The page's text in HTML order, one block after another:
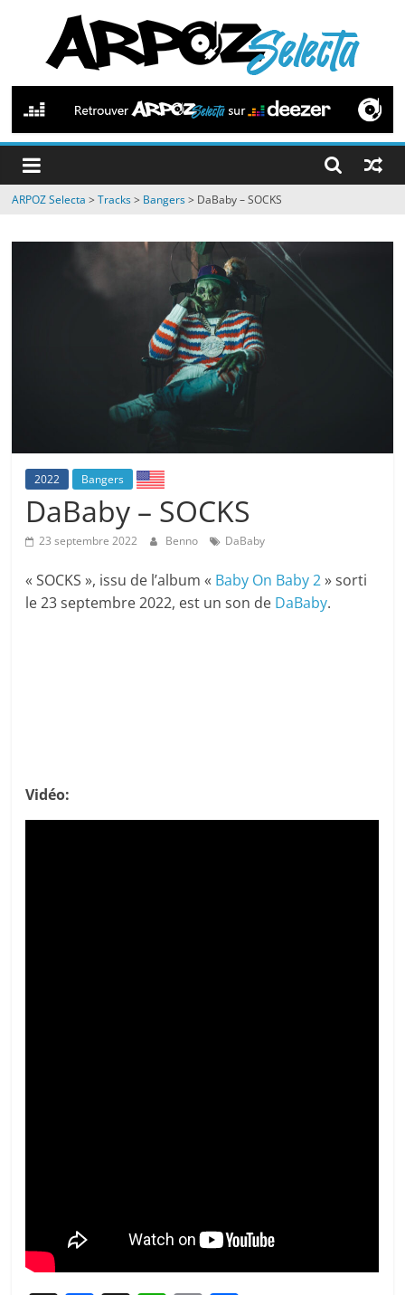
contenu
ARPOZ
Selecta
by
ARPOZ
ARPOZ Selecta >Tracks> Bangers> DaBaby – SOCKS
2022 Bangers
DaBaby – SOCKS
23 septembre 2022 Benno DaBaby
« SOCKS », issu de l’album « Baby On Baby 2» sorti
le 23 septembre 2022, est un son de DaBaby.
Vidéo: